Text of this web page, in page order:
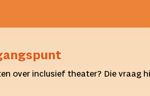
over inclusief theater? Die vraag